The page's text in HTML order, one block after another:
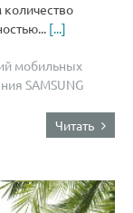
[...]
мобильных
SAMSUNG
Читать